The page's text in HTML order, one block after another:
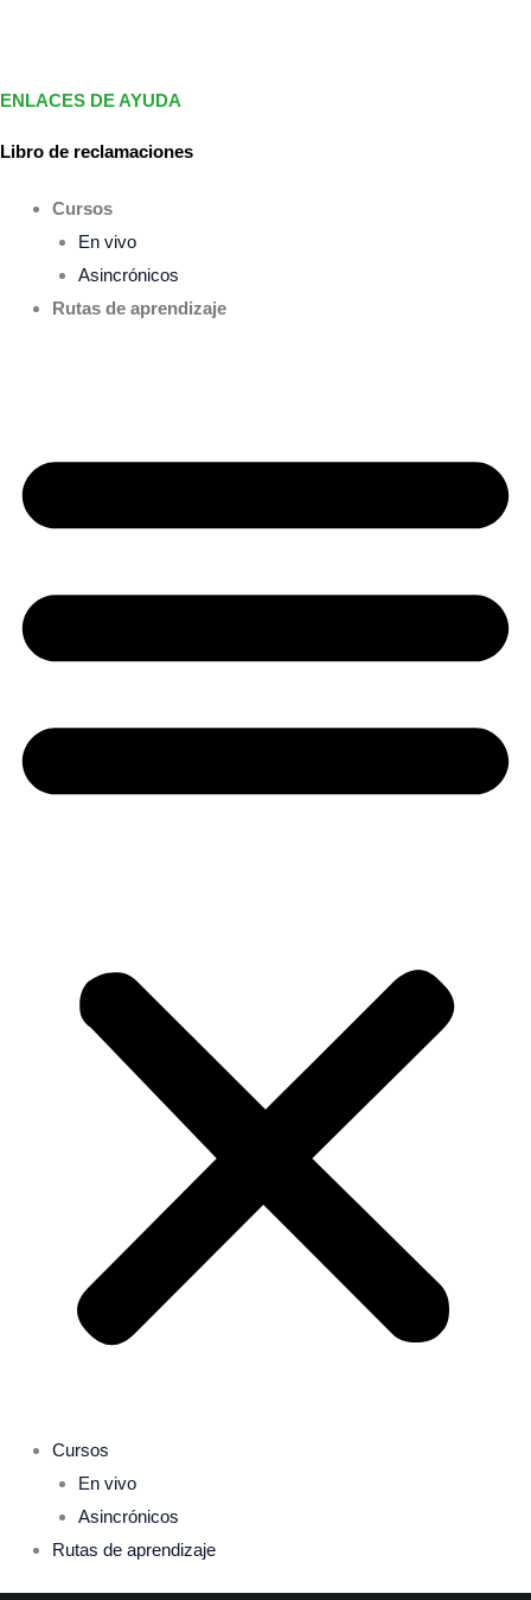
ENLACES DE AYUDA
Libro de reclamaciones
Cursos
En vivo
Asincrónicos
Rutas de aprendizaje
Cursos
En vivo
Asincrónicos
Rutas de aprendizaje